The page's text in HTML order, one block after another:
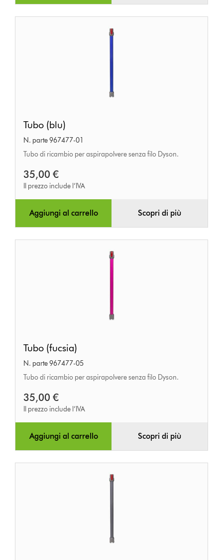
(blu)
Tubo (blu)
N. parte 967477-01
Tubo di ricambio per aspirapolvere senza filo Dyson.
35,00 €
Il prezzo include l’IVA
Aggiungi al carrello Scopri di più
(fucsia)
Tubo (fucsia)
N. parte 967477-05
Tubo di ricambio per aspirapolvere senza filo Dyson.
35,00 €
Il prezzo include l’IVA
Aggiungi al carrello Scopri di più